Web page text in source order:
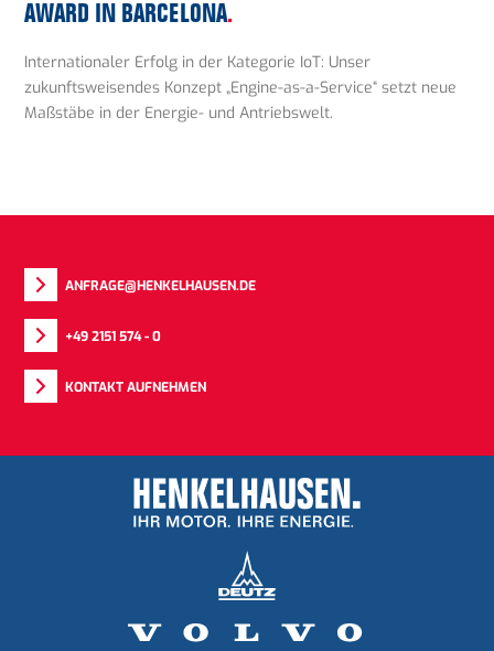
AWARD IN BARCELONA.
Internationaler Erfolg in der Kategorie IoT: Unser
zukunftsweisendes Konzept „Engine-as-a-Service“ setzt neue
Maßstäbe in der Energie- und Antriebswelt.
ANFRAGE@HENKELHAUSEN.DE
+49 2151 574 - 0
KONTAKT AUFNEHMEN